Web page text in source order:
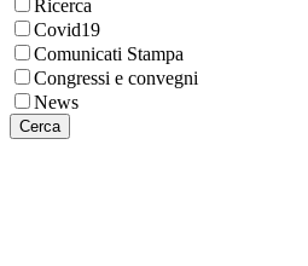
Ricerca
Covid19
Comunicati Stampa
Congressi e convegni
News
Cerca